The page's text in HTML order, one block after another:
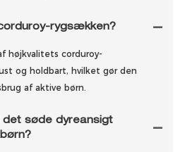
rygsækken?
højkvalitets corduroy-
og holdbart, hvilket gør den
af aktive børn.
det søde dyreansigt